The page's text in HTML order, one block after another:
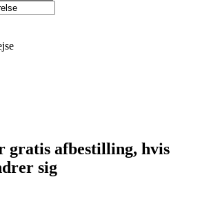
gratis afbestilling, hvis
sig